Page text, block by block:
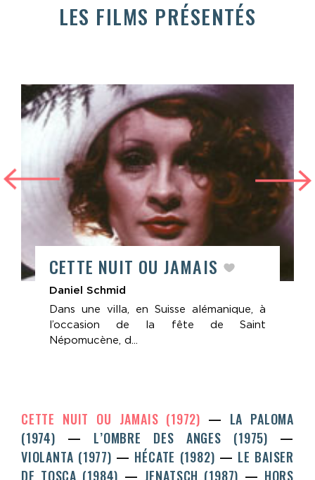
LES FILMS PRÉSENTÉS
CETTE NUIT OU JAMAIS
Daniel Schmid
Dans une villa, en Suisse alémanique, à
l’occasion de la fête de Saint
Népomucène, d...
CETTE NUIT OU JAMAIS (1972)
LA PALOMA
(1974)
L’OMBRE DES ANGES (1975)
VIOLANTA (1977)
HÉCATE (1982)
LE BAISER
DE TOSCA (1984)
JENATSCH (1987)
HORS